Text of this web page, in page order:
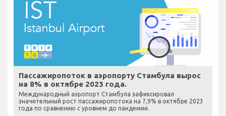
Пассажиропоток в аэропорту Стамбула вырос
на 8% в октябре 2023 года.
Международный аэропорт Стамбула зафиксировал
значительный рост пассажиропотока на 7,9% в октябре 2023
года по сравнению с уровнем до пандемии.